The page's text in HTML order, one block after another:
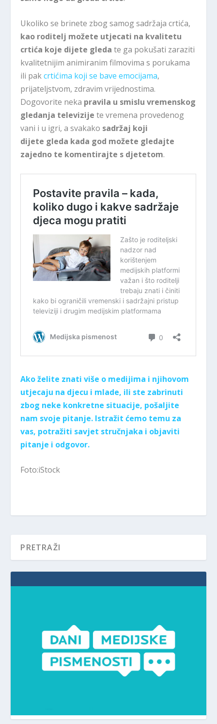
Ukoliko se brinete zbog samog sadržaja crtića,
kao roditelj možete utjecati na kvalitetu
crtića koje dijete gleda te ga pokušati zaraziti
kvalitetnijim animiranim filmovima s porukama
ili pakcrtićima koji se bave emocijama,
prijateljstvom, zdravim vrijednostima.
Dogovorite neka pravila u smislu vremenskog
gledanja televizije te vremena provedenog
vani i u igri, a svakako sadržaj koji
dijete gleda kada god možete gledajte
zajedno te komentirajte s djetetom.
Ako želite znati više o medijima i njihovom
utjecaju na djecu i mlade, ili ste zabrinuti
zbog neke konkretne situacije, pošaljite
nam svoje pitanje. Istražit ćemo temu za
vas, potražiti savjet stručnjaka i objaviti
pitanje i odgovor.
Foto:iStock